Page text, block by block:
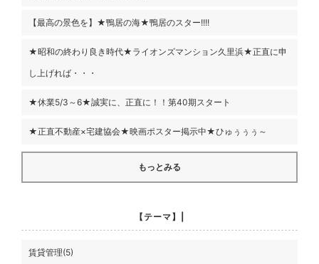
【最高の景色を】★鴨居の海★鴨居のスター!!!!
★昭和の終わり良き時代★ライオンズマンション久里浜★正直に申
し上げれば・・・
★休業5/3～6★誠実に、正直に！！第40期スタート
★正直不動産×宅建協会★映画ポスター掲示中★ひゅぅぅぅ～
もっとみる
【テーマ】|
賃貸管理(5)